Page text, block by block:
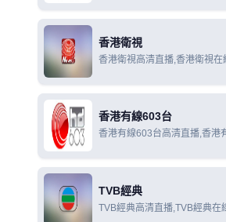
香港衛視
香港衛視高清直播,香港衛視在
香港有線603台
香港有線603台高清直播,香港
TVB經典
TVB經典高清直播,TVB經典在